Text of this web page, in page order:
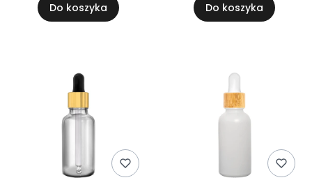
Do koszyka Do koszyka